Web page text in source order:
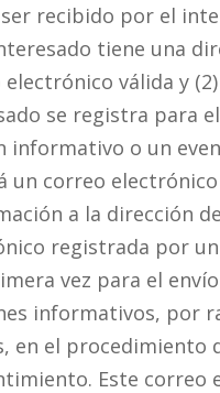
recibido por el
tiene una
válida y
se registra para
informativo o un
un correo
a la dirección
registrada por
vez para el
informativos, por
en el procedimiento
Este correo